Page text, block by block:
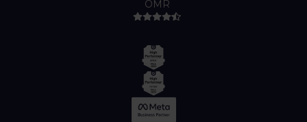
OMR